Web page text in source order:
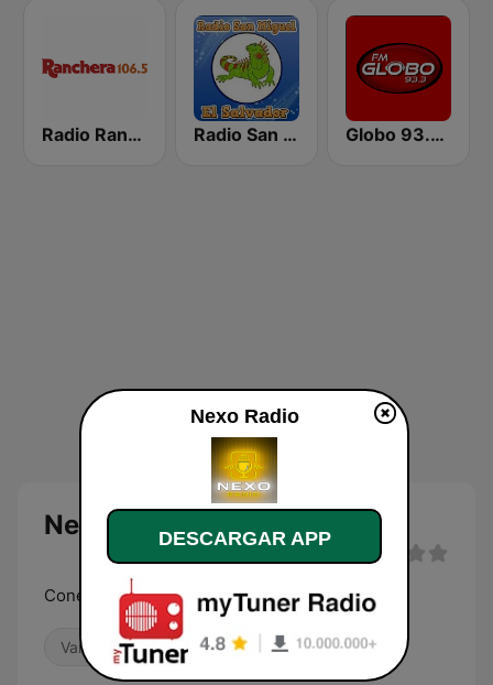
Radio Ranchera El Salvador Radio San Miguel El Salvador Globo 93.3 FM
Nexo Radio
Conectamos tu voz con el mundo
Variado
Nexo Radio
DESCARGAR APP